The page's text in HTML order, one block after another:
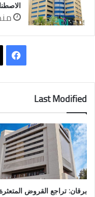
منذ 11
Last Modified
برقان: تراجع القروض المتعثرة